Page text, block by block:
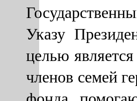
Указу
целью
членов семей